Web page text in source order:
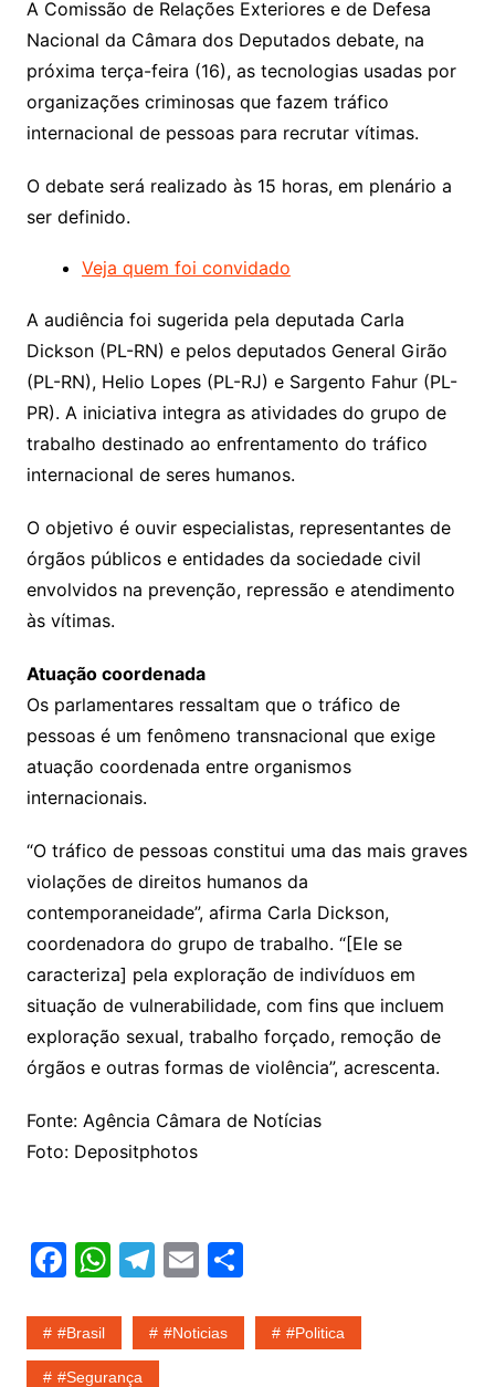
A Comissão de Relações Exteriores e de Defesa
Nacional da Câmara dos Deputados debate, na
próxima terça-feira (16), as tecnologias usadas por
organizações criminosas que fazem tráfico
internacional de pessoas para recrutar vítimas.
O debate será realizado às 15 horas, em plenário a
ser definido.
Veja quem foi convidado
A audiência foi sugerida pela deputada Carla
Dickson (PL-RN) e pelos deputados General Girão
(PL-RN), Helio Lopes (PL-RJ) e Sargento Fahur (PL-
PR). A iniciativa integra as atividades do grupo de
trabalho destinado ao enfrentamento do tráfico
internacional de seres humanos.
O objetivo é ouvir especialistas, representantes de
órgãos públicos e entidades da sociedade civil
envolvidos na prevenção, repressão e atendimento
às vítimas.
Atuação coordenada
Os parlamentares ressaltam que o tráfico de
pessoas é um fenômeno transnacional que exige
atuação coordenada entre organismos
internacionais.
“O tráfico de pessoas constitui uma das mais graves
violações de direitos humanos da
contemporaneidade”, afirma Carla Dickson,
coordenadora do grupo de trabalho. “[Ele se
caracteriza] pela exploração de indivíduos em
situação de vulnerabilidade, com fins que incluem
exploração sexual, trabalho forçado, remoção de
órgãos e outras formas de violência”, acrescenta.
Fonte: Agência Câmara de Notícias
Foto: Depositphotos
F
c
e
W
at
s
T
e
gr
E
ai
S
ar
#Brasil #noticias #politica
#segurança